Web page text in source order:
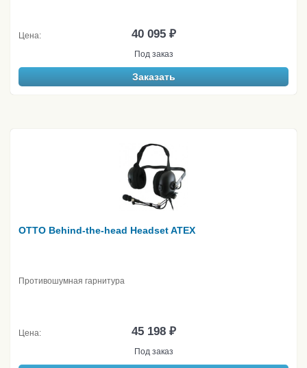
Цена: 40 095 ₽
Под заказ
Заказать
OTTO Behind-the-head Headset ATEX
Противошумная гарнитура
Цена: 45 198 ₽
Под заказ